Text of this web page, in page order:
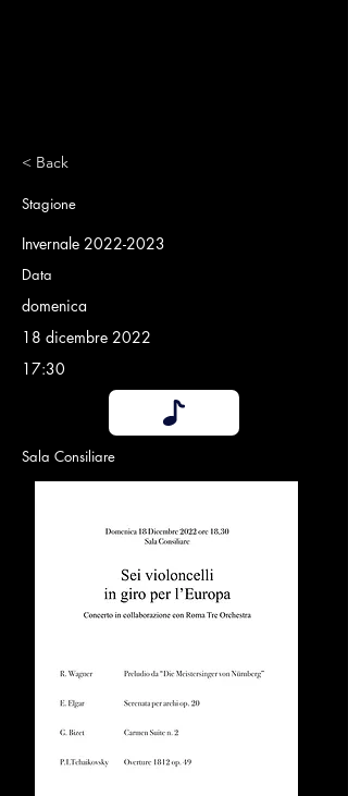
< Back
Stagione
Invernale 2022-2023
Data
domenica
18 dicembre 2022
17:30
Sala Consiliare